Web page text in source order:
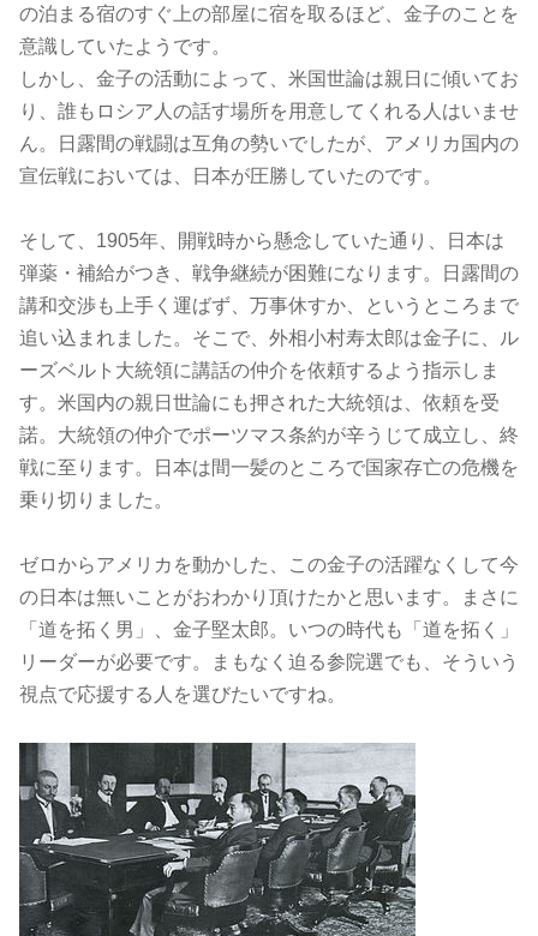
の泊まる宿のすぐ上の部屋に宿を取るほど、金子のことを
意識していたようです。
しかし、金子の活動によって、米国世論は親日に傾いてお
り、誰もロシア人の話す場所を用意してくれる人はいませ
ん。日露間の戦闘は互角の勢いでしたが、アメリカ国内の
宣伝戦においては、日本が圧勝していたのです。
そして、1905年、開戦時から懸念していた通り、日本は
弾薬・補給がつき、戦争継続が困難になります。日露間の
講和交渉も上手く運ばず、万事休すか、というところまで
追い込まれました。そこで、外相小村寿太郎は金子に、ル
ーズベルト大統領に講話の仲介を依頼するよう指示しま
す。米国内の親日世論にも押された大統領は、依頼を受
諾。大統領の仲介でポーツマス条約が辛うじて成立し、終
戦に至ります。日本は間一髪のところで国家存亡の危機を
乗り切りました。
ゼロからアメリカを動かした、この金子の活躍なくして今
の日本は無いことがおわかり頂けたかと思います。まさに
「道を拓く男」、金子堅太郎。いつの時代も「道を拓く」
リーダーが必要です。まもなく迫る参院選でも、そういう
視点で応援する人を選びたいですね。